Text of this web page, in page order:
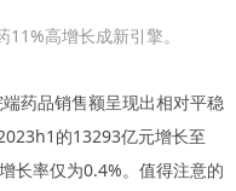
高增长成新引擎。
药品销售额呈现出相对平稳
的13293亿元增长至
长率仅为0.4%。值得注意的